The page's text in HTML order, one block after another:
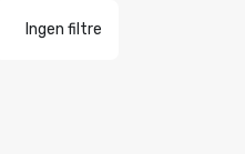
Ingen filtre